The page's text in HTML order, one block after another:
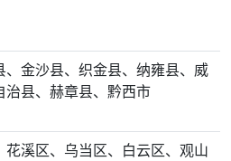
、金沙县、织金县、纳雍县、威
治县、赫章县、黔西市
花溪区、乌当区、白云区、观山